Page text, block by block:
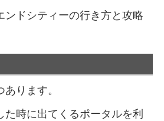
ドシティーの行き方と攻略
ります。
時に出てくるポータルを利